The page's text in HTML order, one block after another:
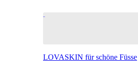
LOVASKIN für schöne Füsse